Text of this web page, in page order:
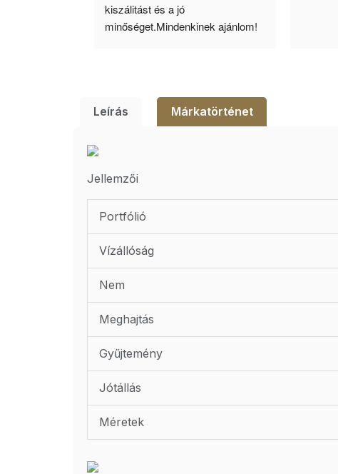
kiszálitást és a jó
minőséget.Mindenkinek ajánlom!
Leírás Márkatörténet
Jellemzői
Portfólió
Vízállóság
Nem
Meghajtás
Gyűjtemény
Jótállás
Méretek